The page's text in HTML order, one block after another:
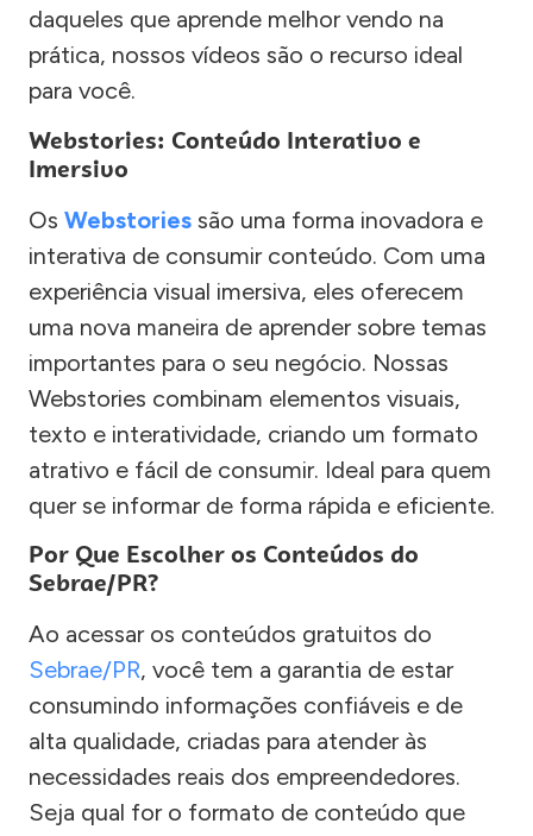
daqueles que aprende melhor vendo na
prática, nossos vídeos são o recurso ideal
para você.
Webstories: Conteúdo Interativo e
Imersivo
Os Webstories são uma forma inovadora e
interativa de consumir conteúdo. Com uma
experiência visual imersiva, eles oferecem
uma nova maneira de aprender sobre temas
importantes para o seu negócio. Nossas
Webstories combinam elementos visuais,
texto e interatividade, criando um formato
atrativo e fácil de consumir. Ideal para quem
quer se informar de forma rápida e eficiente.
Por Que Escolher os Conteúdos do
Sebrae/PR?
Ao acessar os conteúdos gratuitos do
Sebrae/PR, você tem a garantia de estar
consumindo informações confiáveis e de
alta qualidade, criadas para atender às
necessidades reais dos empreendedores.
Seja qual for o formato de conteúdo que